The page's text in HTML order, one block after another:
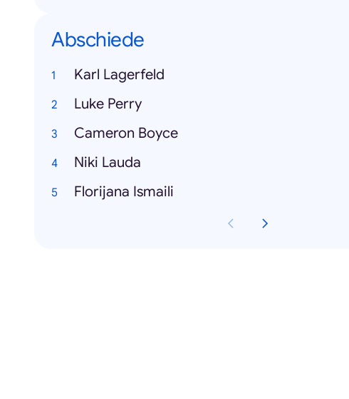
Abschiede
Karl Lagerfeld
Luke Perry
Cameron Boyce
Niki Lauda
Florijana Ismaili